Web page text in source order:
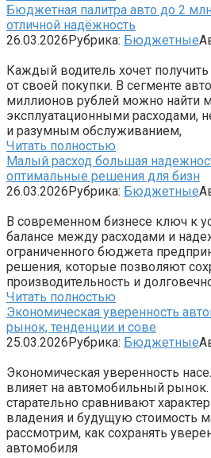
Бюджетная палитра авто до 2
отличной надёжность
26.03.2026Рубрика: Бюджетные
Каждый водитель хочет
от своей покупки. В сегменте
миллионов рублей можно
эксплуатационными расходами,
и разумным обслуживанием,
Читать полностью
Малый расход большая
оптимальные решения для бизн
26.03.2026Рубрика: Бюджетные
В современном бизнесе ключ к
балансе между расходами и
ограниченного бюджета
решения, которые позволяют
производительность и
Читать полностью
Экономическая уверенность
рынок, тенденции и сове
25.03.2026Рубрика: Бюджетные
Экономическая уверенность
влияет на автомобильный рынок.
старательно сравнивают
владения и будущую стоимость
рассмотрим, как сохранять
автомобиля